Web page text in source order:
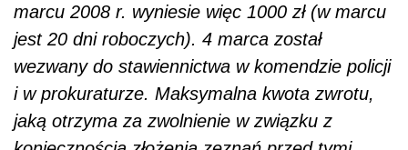
marcu 2008 r. wyniesie więc 1000 zł (w marcu
jest 20 dni roboczych). 4 marca został
wezwany do stawiennictwa w komendzie policji
i w prokuraturze. Maksymalna kwota zwrotu,
jaką otrzyma za zwolnienie w związku z